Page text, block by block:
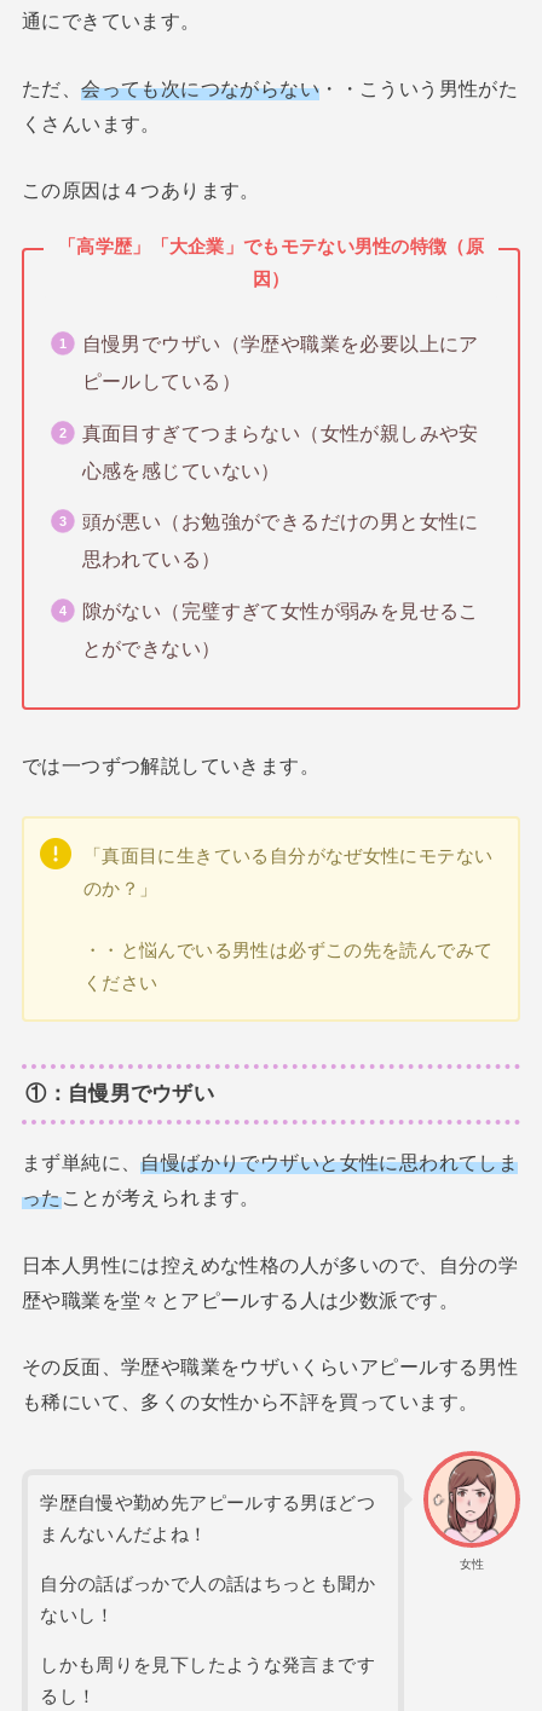
通にできています。
ただ、会っても次につながらない ・・こういう男性がた
くさんいます。
この原因は４つあります。
「高学歴」「大企業」でもモテない男性の特徴（原
因）
自慢男でウザい（学歴や職業を必要以上にア
ピールしている）
真面目すぎてつまらない（女性が親しみや安
心感を感じていない）
頭が悪い（お勉強ができるだけの男と女性に
思われている）
隙がない（完璧すぎて女性が弱みを見せるこ
とができない）
では一つずつ解説していきます。
「真面目に生きている自分がなぜ女性にモテない
のか？」
・・と悩んでいる男性は必ずこの先を読んでみて
ください
①：自慢男でウザい
まず単純に、自慢ばかりでウザいと女性に思われてしま
ったことが考えられます。
日本人男性には控えめな性格の人が多いので、自分の学
歴や職業を堂々とアピールする人は少数派です。
その反面、学歴や職業をウザいくらいアピールする男性
も稀にいて、多くの女性から不評を買っています。
女性
学歴自慢や勤め先アピールする男ほどつ
まんないんだよね！
自分の話ばっかで人の話はちっとも聞か
ないし！
しかも周りを見下したような発言まです
るし！